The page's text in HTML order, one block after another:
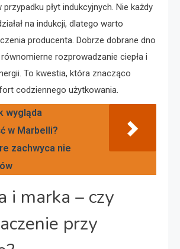
płyt indukcyjnych. Nie każdy
na indukcji, dlatego warto
producenta. Dobrze dobrane dno
rozprowadzanie ciepła i
To kwestia, która znacząco
codziennego użytkowania.
wygląda
w Marbelli?
zachwyca nie
i marka – czy
przy